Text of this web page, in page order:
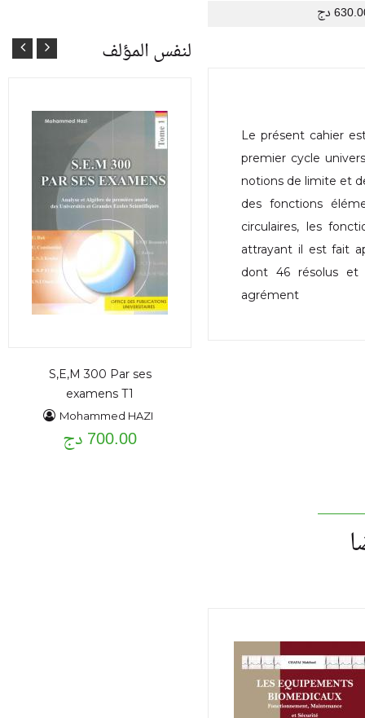
دج
Le présent cahier
premier cycle
notions de limite et
des fonctions
circulaires, les
attrayant il est fait
dont 46 résolus et
agrément
لنفس المؤلف
S,E,M 300 Par ses
examens T1
Mohammed HAZI
700.00 دج